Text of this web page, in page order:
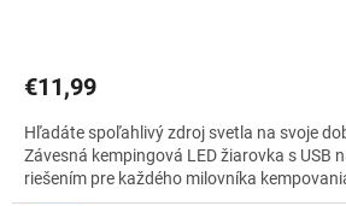
€11,99
Hľadáte spoľahlivý zdroj svetla na svoje
Závesná kempingová LED žiarovka s USB
riešením pre každého milovníka